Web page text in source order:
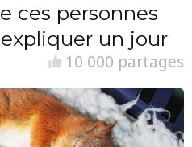
ces personnes
un jour
10 000 partages